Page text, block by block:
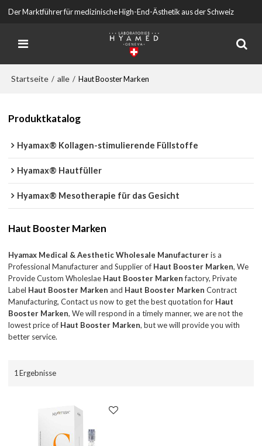
Der Marktführer für medizinische High-End-Ästhetik aus der Schweiz
Startseite / alle / Haut Booster Marken
Produktkatalog
Hyamax® Kollagen-stimulierende Füllstoffe
Hyamax® Hautfüller
Hyamax® Mesotherapie für das Gesicht
Haut Booster Marken
Hyamax Medical & Aesthetic Wholesale Manufactureris a
Professional Manufacturer and Supplier of Haut Booster Marken, We
Provide Custom Wholeslae Haut Booster Markenfactory, Private
Label Haut Booster Marken and Haut Booster Marken Contract
Manufacturing, Contact us now to get the best quotation for Haut
Booster Marken, We will respond in a timely manner, we are not the
lowest price of Haut Booster Marken, but we will provide you with
better service.
1 Ergebnisse